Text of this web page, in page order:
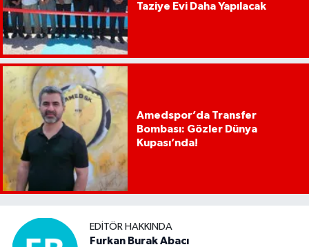
Taziye Evi Daha Yapılacak
Amedspor’da Transfer
Bombası: Gözler Dünya
Kupası’nda!
EDITÖR HAKKINDA
Furkan Burak Abacı